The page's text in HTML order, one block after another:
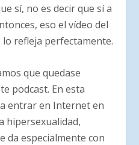
sí, no es decir que sí a
eso el vídeo del
refleja perfectamente.
que quedase
podcast. En esta
entrar en Internet en
hipersexualidad,
da especialmente con